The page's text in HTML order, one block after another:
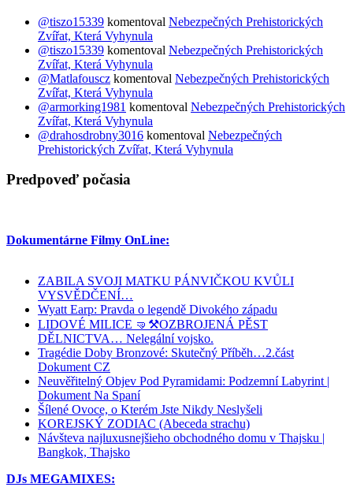
@tiszo15339 komentoval Nebezpečných Prehistorických
Zvířat, Která Vyhynula
@tiszo15339 komentoval Nebezpečných Prehistorických
Zvířat, Která Vyhynula
@Matlafouscz komentoval Nebezpečných Prehistorických
Zvířat, Která Vyhynula
@armorking1981 komentoval Nebezpečných Prehistorických
Zvířat, Která Vyhynula
@drahosdrobny3016 komentoval Nebezpečných
Prehistorických Zvířat, Která Vyhynula
Predpoveď počasia
Dokumentárne Filmy OnLine:
ZABILA SVOJI MATKU PÁNVIČKOU KVŮLI
VYSVĚDČENÍ…
Wyatt Earp: Pravda o legendě Divokého západu
LIDOVÉ MILICE 🤜⚒️OZBROJENÁ PĚST
DĚLNICTVA… Nelegální vojsko.
Tragédie Doby Bronzové: Skutečný Příběh…2.část
Dokument CZ
Neuvěřitelný Objev Pod Pyramidami: Podzemní Labyrint |
Dokument Na Spaní
Šílené Ovoce, o Kterém Jste Nikdy Neslyšeli
KOREJSKÝ ZODIAC (Abeceda strachu)
Návšteva najluxusnejšieho obchodného domu v Thajsku |
Bangkok, Thajsko
DJs MEGAMIXES: